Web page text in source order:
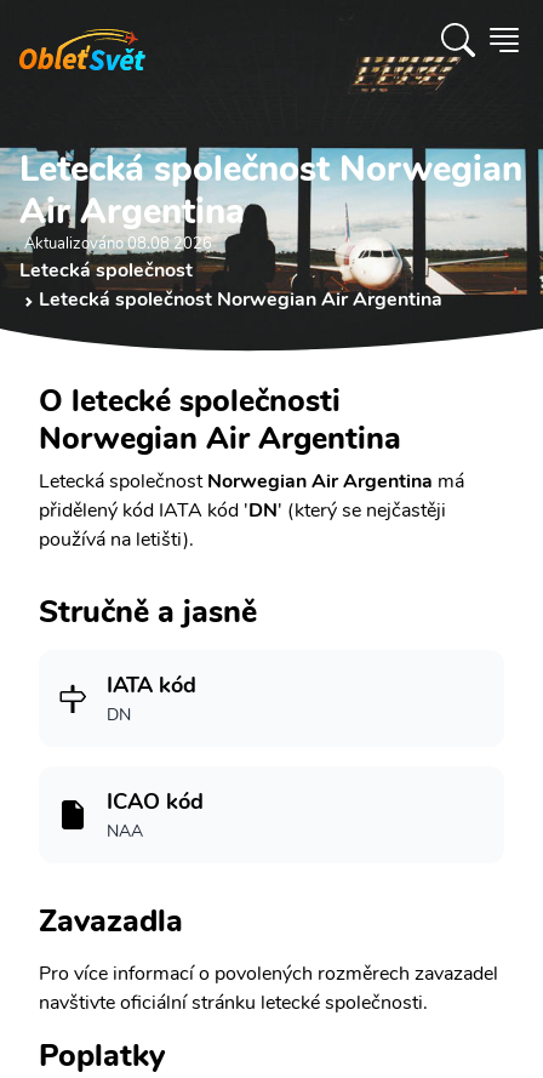
Letecká společnost Norwegian
Air Argentina
Aktualizováno 08.08 2026
Letecká společnost
Letecká společnost Norwegian Air Argentina
O letecké společnosti
Norwegian Air Argentina
Letecká společnostNorwegian Air Argentina má
přidělený kód IATA kód 'DN' (který se nejčastěji
používá na letišti).
Stručně a jasně
IATA kód
DN
ICAO kód
NAA
Zavazadla
Pro více informací o povolených rozměrech zavazadel
navštivte oficiální stránku letecké společnosti.
Poplatky